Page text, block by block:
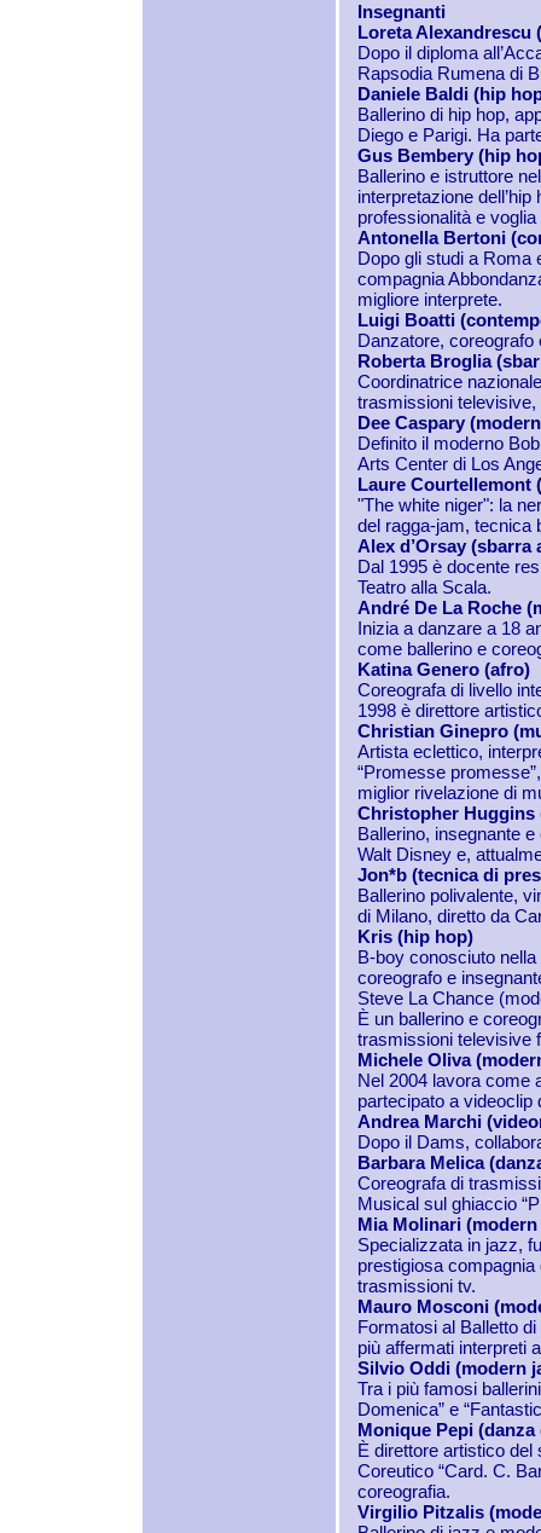
Insegnanti
Loreta Alexandrescu
Dopo il diploma
Rapsodia Rumena di
Daniele Baldi (hip
Ballerino di hip hop,
Diego e Parigi. Ha
Gus Bembery (hip
Ballerino e istruttore
interpretazione
professionalità e
Antonella Bertoni
Dopo gli studi a Roma
compagnia
migliore interprete.
Luigi Boatti
Danzatore,
Roberta Broglia
Coordinatrice
trasmissioni televisive,
Dee Caspary
Definito il moderno
Arts Center di Los
Laure Courtellemont
"The white niger": la
del ragga-jam, tecnica
Alex d’Orsay (sbarra
Dal 1995 è docente
Teatro alla Scala.
André De La Roche
Inizia a danzare a 18
come ballerino e
Katina Genero (afro)
Coreografa di livello
1998 è direttore
Christian Ginepro
Artista eclettico,
“Promesse
miglior rivelazione di
Christopher Huggins
Ballerino, insegnante
Walt Disney e,
Jon*b (tecnica di
Ballerino polivalente,
di Milano, diretto da
Kris (hip hop)
B-boy conosciuto
coreografo e
Steve La Chance
È un ballerino e
trasmissioni televisive
Michele Oliva
Nel 2004 lavora come
partecipato a
Andrea Marchi
Dopo il Dams,
Barbara Melica
Coreografa di
Musical sul ghiaccio
Mia Molinari (modern
Specializzata in jazz,
prestigiosa
trasmissioni tv.
Mauro Mosconi
Formatosi al Balletto
più affermati interpreti
Silvio Oddi (modern
Tra i più famosi
Domenica” e
Monique Pepi
È direttore artistico
Coreutico “Card. C.
coreografia.
Virgilio Pitzalis